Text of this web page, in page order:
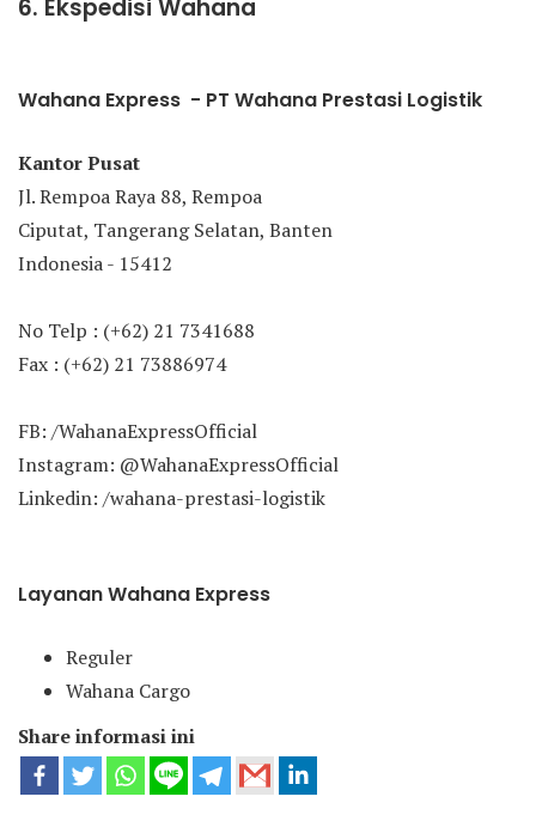
6. Ekspedisi Wahana
Wahana Express - PT Wahana Prestasi Logistik
Kantor Pusat
Jl. Rempoa Raya 88, Rempoa
Ciputat, Tangerang Selatan, Banten
Indonesia - 15412
No Telp : (+62) 21 7341688
Fax : (+62) 21 73886974
FB: /WahanaExpressOfficial
Instagram: @WahanaExpressOfficial
Linkedin: /wahana-prestasi-logistik
Layanan Wahana Express
Reguler
Wahana Cargo
Share informasi ini